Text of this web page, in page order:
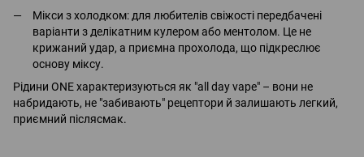
Мікси з холодком: для любителів свіжості передбачені
варіанти з делікатним кулером або ментолом. Це не
крижаний удар, а приємна прохолода, що підкреслює
основу міксу.
Рідини ONE характеризуються як "all day vape" – вони не
набридають, не "забивають" рецептори й залишають легкий,
приємний післясмак.